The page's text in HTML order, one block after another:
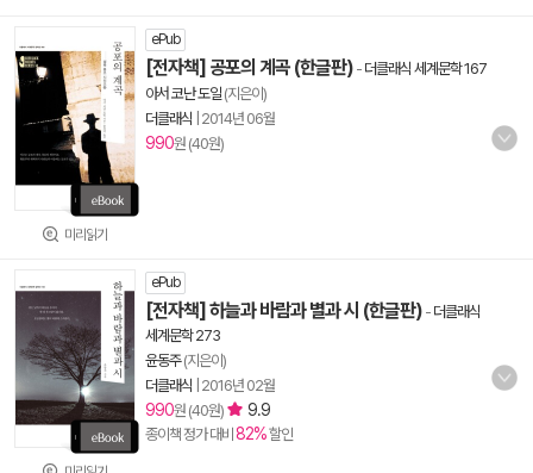
미리읽기
ePub
[전자책] 공포의 계곡 (한글판) - 더클래식 세계문학 167
아서 코난 도일 (지은이)
더클래식 2014년 06월
990원 (40원)
ePub
[전자책] 하늘과 바람과 별과 시 (한글판) - 더클래식
세계문학 273
윤동주(지은이)
더클래식 2016년 02월
990원 (40원) 9.9
종이책 정가 대비 82%할인